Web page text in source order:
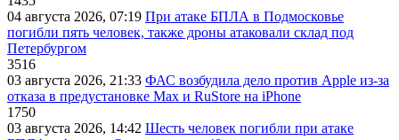
04 августа 2026, 07:19 При атаке БПЛА в Подмосковье
погибли пять человек, также дроны атаковали склад под
Петербургом
3516
03 августа 2026, 21:33 ФАС возбудила дело против Apple из-за
отказа в предустановке Max и RuStore на iPhone
1750
03 августа 2026, 14:42 Шесть человек погибли при атаке